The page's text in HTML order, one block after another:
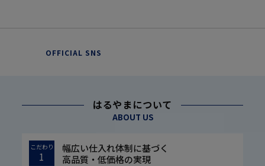
OFFICIAL SNS
はるやまについて
ABOUT US
こだわり
1
幅広い仕入れ体制に基づく
高品質・低価格の実現